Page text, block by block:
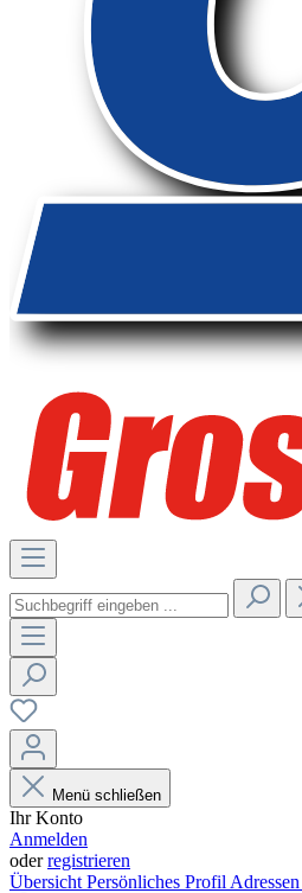
Menü schließen
Ihr Konto
Anmelden
oderregistrieren
Übersicht Persönliches Profil Adressen